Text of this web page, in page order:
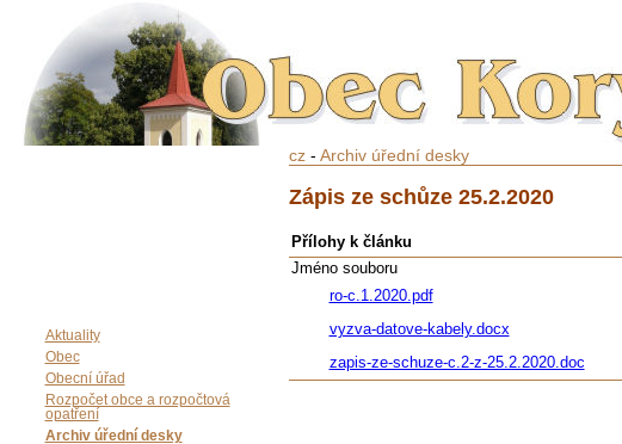
Aktuality
Obec
Obecní úřad
Rozpočet obce a rozpočtová
opatření
Archiv úřední desky
cz- Archiv úřední desky
Zápis ze schůze 25.2.2020
Přílohy k článku
Jméno souboru
ro-c.1.2020.pdf
vyzva-datove-kabely.docx
zapis-ze-schuze-c.2-z-25.2.2020.doc